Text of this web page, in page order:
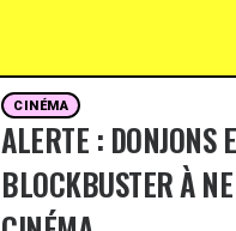
CINÉMA
ALERTE : DONJONS
BLOCKBUSTER À